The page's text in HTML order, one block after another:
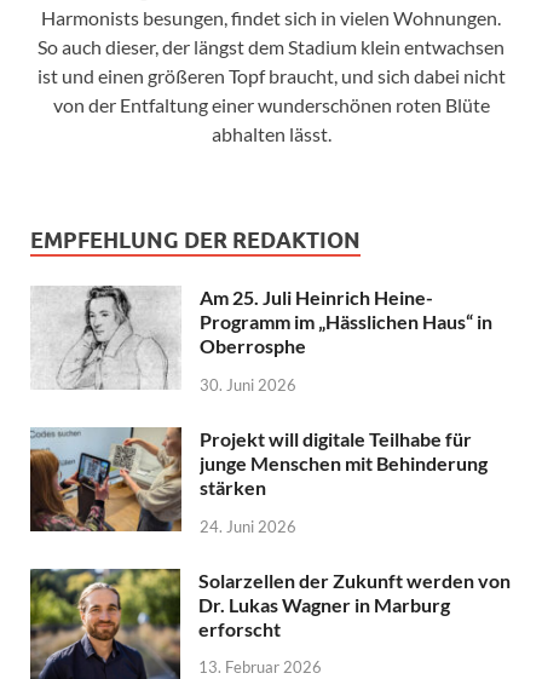
Harmonists besungen, findet sich in vielen Wohnungen.
So auch dieser, der längst dem Stadium klein entwachsen
ist und einen größeren Topf braucht, und sich dabei nicht
von der Entfaltung einer wunderschönen roten Blüte
abhalten lässt.
EMPFEHLUNG DER REDAKTION
Am 25. Juli Heinrich Heine-
Programm im „Hässlichen Haus“ in
Oberrosphe
30. Juni 2026
Projekt will digitale Teilhabe für
junge Menschen mit Behinderung
stärken
24. Juni 2026
Solarzellen der Zukunft werden von
Dr. Lukas Wagner in Marburg
erforscht
13. Februar 2026